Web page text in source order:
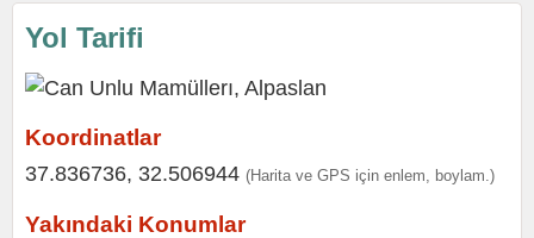
Yol Tarifi
Koordinatlar
37.836736, 32.506944 (Harita ve GPS için enlem, boylam.)
Yakındaki Konumlar